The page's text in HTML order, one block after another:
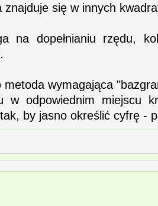
się w innych
na dopełnianiu rzędu,
wymagająca
w odpowiednim miejscu
by jasno określić cyfrę -